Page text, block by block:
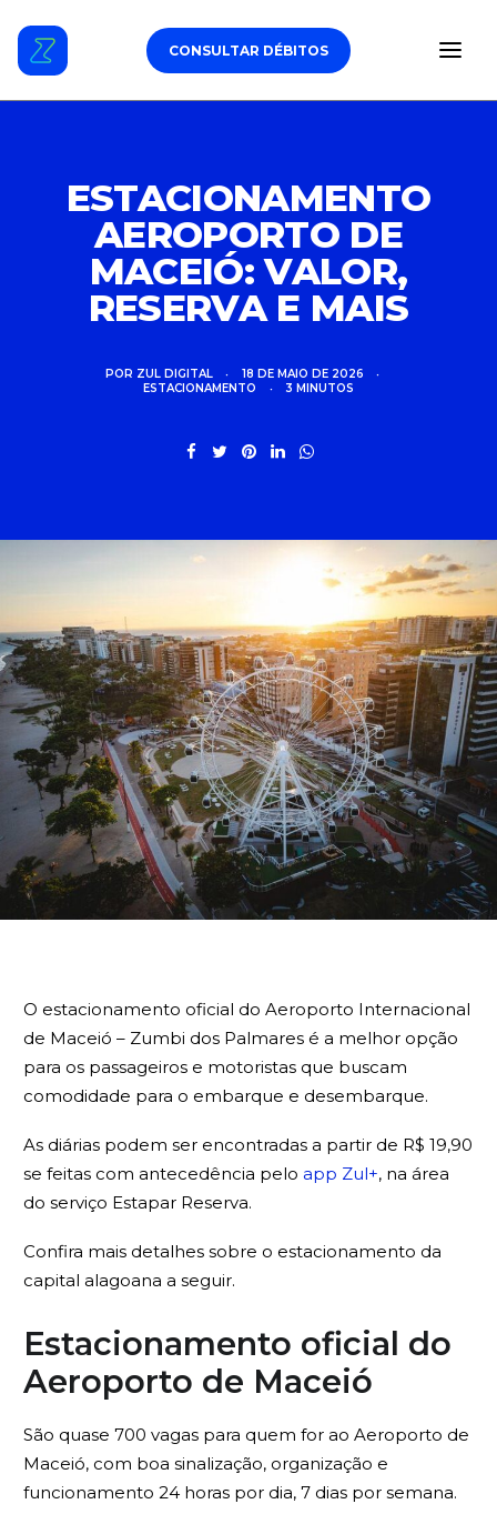
CONSULTAR DÉBITOS
DÉBITOS VEICULARES
TAG DE PEDÁGIO
ESTACIONAMENTO
AEROPORTO DE
MACEIÓ: VALOR,
RESERVA E MAIS
POR ZUL DIGITAL • 18 DE MAIO DE 2026
•
ESTACIONAMENTO
• 3 MINUTOS
O estacionamento oficial do Aeroporto Internacional
de Maceió – Zumbi dos Palmares é a melhor opção
para os passageiros e motoristas que buscam
comodidade para o embarque e desembarque.
As diárias podem ser encontradas a partir de R$ 19,90
se feitas com antecedência pelo app Zul+, na área
do serviço Estapar Reserva.
Confira mais detalhes sobre o estacionamento da
capital alagoana a seguir.
Estacionamento oficial do
Aeroporto de Maceió
São quase 700 vagas para quem for ao Aeroporto de
Maceió, com boa sinalização, organização e
funcionamento 24 horas por dia, 7 dias por semana.